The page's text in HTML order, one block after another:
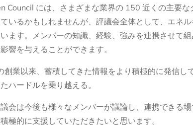
Council には、さまざまな業界の 150 近くの主要
いるかもしれませんが、評議会全体として、エネ
ます。メンバーの知識、経験、強みを連携させて
響を与えることができます。
創業以来、蓄積してきた情報をより積極的に発信
ハードルを乗り越える。
会は今後も様々なメンバーが議論し、連携できる
極的に支援していただきたいと思います。